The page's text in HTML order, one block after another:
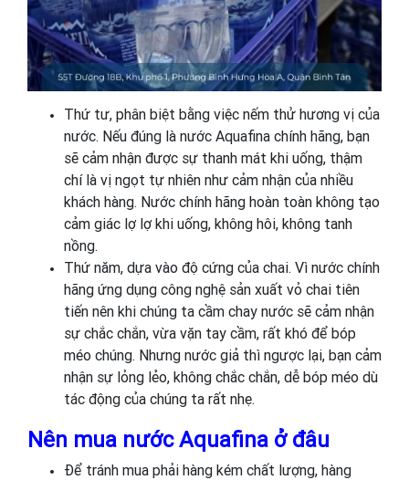
Thứ tư, phân biệt bằng việc nếm thử hương vị của
nước. Nếu đúng là nước Aquafina chính hãng, bạn
sẽ cảm nhận được sự thanh mát khi uống, thậm
chí là vị ngọt tự nhiên như cảm nhận của nhiều
khách hàng. Nước chính hãng hoàn toàn không tạo
cảm giác lợ lợ khi uống, không hôi, không tanh
nồng.
Thứ năm, dựa vào độ cứng của chai. Vì nước chính
hãng ứng dụng công nghệ sản xuất vỏ chai tiên
tiến nên khi chúng ta cầm chay nước sẽ cảm nhận
sự chắc chắn, vừa vặn tay cầm, rất khó để bóp
méo chúng. Nhưng nước giả thì ngược lại, bạn cảm
nhận sự lỏng lẻo, không chắc chắn, dễ bóp méo dù
tác động của chúng ta rất nhẹ.
Nên mua nước Aquafina ở đâu
Để tránh mua phải hàng kém chất lượng, hàng